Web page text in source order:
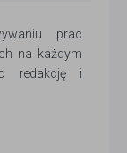
prac
na każdym
redakcję i